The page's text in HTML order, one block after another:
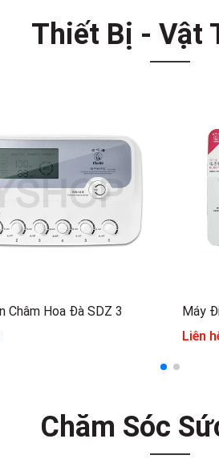
Thiết Bị - Vật
Châm Hoa Đà SDZ 3
Máy
Liên
Chăm Sóc